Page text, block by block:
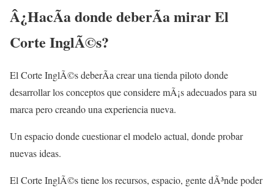
Â¿HacÃ­a donde deberÃ­a mirar El
Corte InglÃ©s?
El Corte InglÃ©s deberÃ­a crear una tienda piloto donde
desarrollar los conceptos que considere mÃ¡s adecuados para su
marca pero creando una experiencia nueva.
Un espacio donde cuestionar el modelo actual, donde probar
nuevas ideas.
El Corte InglÃ©s tiene los recursos, espacio, gente dÃ³nde poder